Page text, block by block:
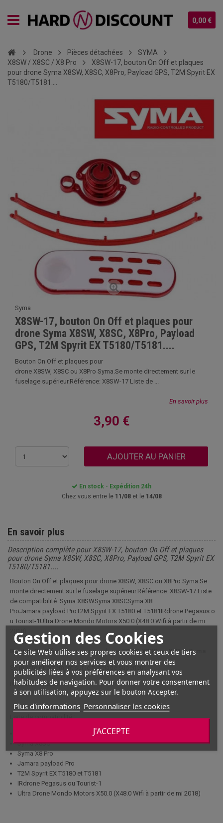
0,00 €
Gestion des Cookies
Ce site Web utilise ses propres cookies et ceux de tiers
pour améliorer nos services et vous montrer des
publicités liées à vos préférences en analysant vos
habitudes de navigation. Pour donner votre consentement
à son utilisation, appuyez sur le bouton Accepter.
Plus d'informations Personnaliser les cookies
J'ACCEPTE
Drone Pièces détachées
SYMA
X8SW / X8SC / X8 Pro
X8SW-17, bouton On Off et plaques
pour drone Syma X8SW, X8SC, X8Pro, Payload GPS, T2M Spyrit EX
T5180/T5181....
Syma
X8SW-17, bouton On Off et plaques pour
drone Syma X8SW, X8SC, X8Pro, Payload
GPS, T2M Spyrit EX T5180/T5181....
Bouton On Off et plaques pour
drone X8SW, X8SC ou X8Pro Syma.Se monte directement sur le
fuselage supérieur.Référence: X8SW-17 Liste de ...
En savoir plus
3,90 €
AJOUTER AU PANIER
En stock - Expédition 24h
Chez vous entre le 11/08et le 14/08
En savoir plus
Description complète pour X8SW-17, bouton On Off et plaques
pour drone Syma X8SW, X8SC, X8Pro, Payload GPS, T2M Spyrit EX
T5180/T5181....
Bouton On Off et plaques pour drone X8SW, X8SC ou X8Pro Syma.Se
monte directement sur le fuselage supérieur.Référence: X8SW-17 Liste
de compatibilité :Syma X8SWSyma X8SCSyma X8
ProJamara payload ProT2M Spyrit EX T5180 et T5181IRdrone Pegasus o
u Tourist-1Ultra Drone Mondo Motors X50.0 (X48.0 Wifi à partir de mi
2018)
Bouton On Off etplaquespour droneX8SW,X8SCouX8Pro Syma
Se monte directement sur le fuselage supérieur.
Référence:X8SW-17
Liste de compatibilité :
Syma X8SC
Syma X8 Pro
Jamara payload Pro
T2M Spyrit EX T5180 et T5181
IRdrone Pegasus ou Tourist-1
Ultra Drone Mondo Motors X50.0 (X48.0 Wifi à partir de mi 2018)